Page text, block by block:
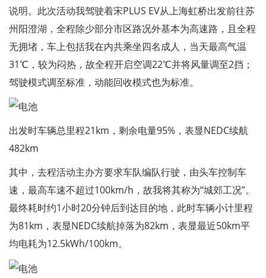
说明。此次活动我驾驶着宋PLUS EV从上海虹桥出发前往苏
州阳澄湖，全程除少部分市区路况外基本为高速路，且全程
无拥堵，车上包括我在内共乘坐四名成人，当天最高气温
31℃，较为闷热，故全程开启空调22℃并将风量调至2挡；
驾驶模式调至标准，动能回收模式也为标准。
出发时车辆总里程21km，剩余电量95%，表显NEDC续航
482km
其中，去程活动主办方要求车队编队行驶，由头车控制车
速，最高车速不超过100km/h，故我将其称为“城郊工况”。
最终耗时约1小时20分钟后到达目的地，此时车辆小计里程
为81km，表显NEDC续航掉落为82km，表显最近50km平
均电耗为12.5kWh/100km。